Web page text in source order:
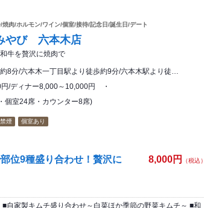
肉/ホルモン/ワイン/個室/接待/記念日/誕生日/デート
やび 六本木店
牛を贅沢に焼肉で
8分/六本木一丁目駅より徒歩約9分/六本木駅より徒…
円/ディナー8,000～10,000円 ・
個室24席・カウンター8席)
煙 個室あり
8,000円 （税込）
位9種盛り合わせ！贅沢に
自家製キムチ盛り合わせ～白菜ほか季節の野菜キムチ～ ■和